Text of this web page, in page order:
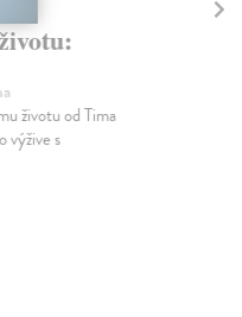
životu od Tima
výžive s